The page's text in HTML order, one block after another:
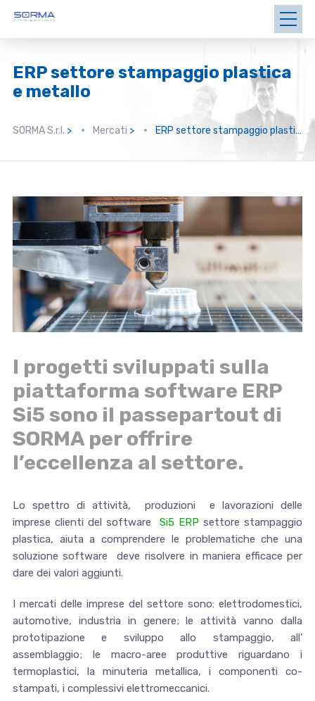
ERP settore stampaggio plastica
e metallo
SORMA S.r.l. > Mercati > ERP settore stampaggio plastica e metallo
I progetti sviluppati sulla
piattaforma software ERP
Si5 sono il passepartout di
SORMA per offrire
l’eccellenza al settore.
Lo spettro di attività, produzioni e lavorazioni delle
imprese clienti del softwareSi5 ERP settore stampaggio
plastica, aiuta a comprendere le problematiche che una
soluzione software deve risolvere in maniera efficace per
dare dei valori aggiunti.
I mercati delle imprese del settore sono: elettrodomestici,
automotive, industria in genere; le attività vanno dalla
prototipazione e sviluppo allo stampaggio, all’
assemblaggio; le macro-aree produttive riguardano i
termoplastici, la minuteria metallica, i componenti co-
stampati, i complessivi elettromeccanici.